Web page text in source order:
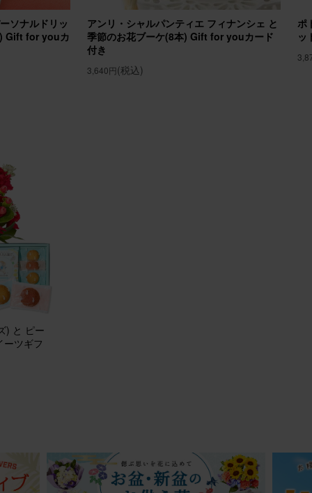
誕生日プレゼントに贈らせていただきました。 お部屋が華やかになっ
ました！
メント(ピンク)Sサイズ Happy Birthdayバルーン付き
に飾るお花をいつもの定期便にプラスして購入しました。 温度差のな
いますが、とても長持ち！ サイズ感も良かったです。 玄関に行くたび
♪
メント(ピンク) Sサイズ
自宅用
ソナルドリッ
Gift for youカ
アンリ・シャルパンティエ フィナンシェ と
季節のお花ブーケ(8本) Gift for youカード
付き
3,640円(税込)
ポ
ッ
) と ピー
ーツギフ